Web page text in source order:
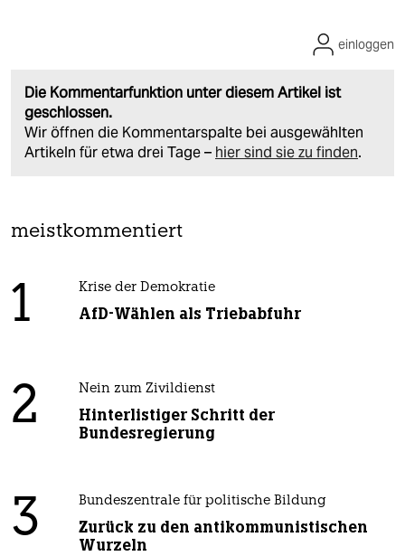
Die Kommentarfunktion unter diesem Artikel ist
geschlossen.
Wir öffnen die Kommentarspalte bei ausgewählten
Artikeln für etwa drei Tage – hier sind sie zu finden.
einloggen
meistkommentiert
1 Krise der Demokratie
AfD-Wählen als Triebabfuhr
2 Nein zum Zivildienst
Hinterlistiger Schritt der
Bundesregierung
3 Bundeszentrale für politische Bildung
Zurück zu den antikommunistischen
Wurzeln